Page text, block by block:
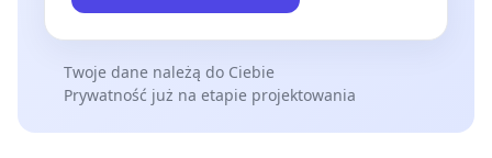
Twoje dane należą do Ciebie
Prywatność już na etapie projektowania